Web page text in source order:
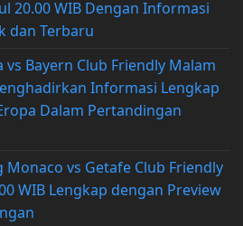
20.00 WIB Dengan Informasi
dan Terbaru
Bayern Club Friendly Malam
Informasi Lengkap
Dalam Pertandingan
vs Getafe Club Friendly
WIB Lengkap dengan Preview